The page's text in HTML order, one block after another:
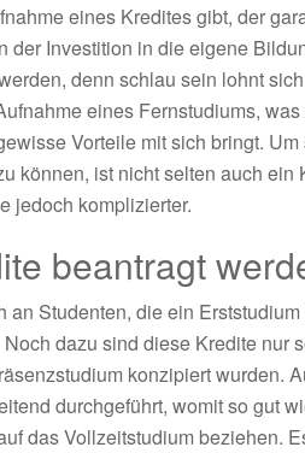
eines Kredites gibt, der
der Investition in die eigene
denn schlau sein lohnt
eines Fernstudiums,
Vorteile mit sich bringt.
können, ist nicht selten auch ein
jedoch komplizierter.
beantragt
Studenten, die ein
dazu sind diese Kredite nur
konzipiert wurden.
durchgeführt, womit so gut
das Vollzeitstudium beziehen.